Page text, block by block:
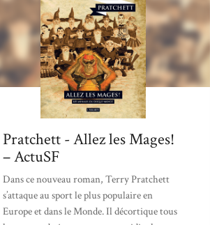
Revenons au volume du jour. Dans " Allez...
Pratchett - Allez les Mages!
– ActuSF
Dans ce nouveau roman, Terry Pratchett
s’attaque au sport le plus populaire en
Europe et dans le Monde. Il décortique tous